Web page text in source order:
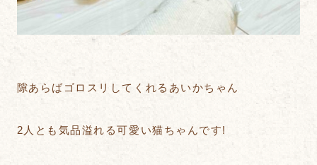
隙あらばゴロスリしてくれるあいかちゃん
2人とも気品溢れる可愛い猫ちゃんです!